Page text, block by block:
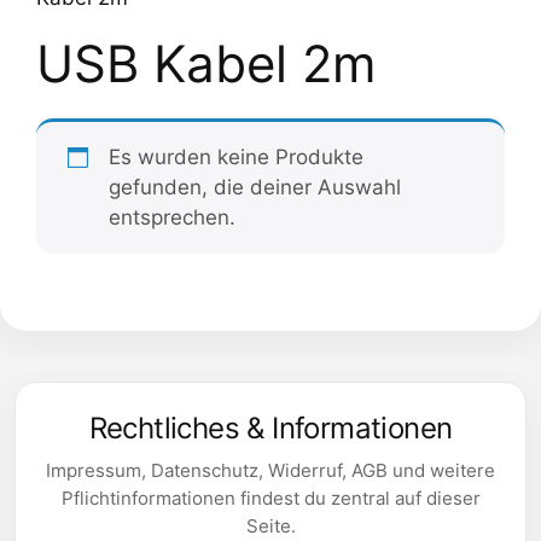
USB Kabel 2m
Es wurden keine Produkte
gefunden, die deiner Auswahl
entsprechen.
Rechtliches & Informationen
Impressum, Datenschutz, Widerruf, AGB und weitere
Pflichtinformationen findest du zentral auf dieser
Seite.